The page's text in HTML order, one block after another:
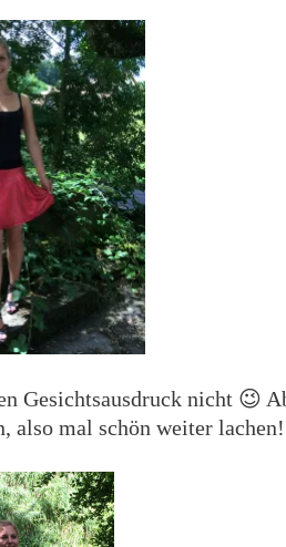
Gesichtsausdruck nicht 😉
also mal schön weiter lachen!